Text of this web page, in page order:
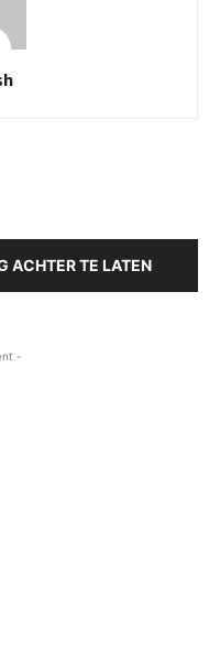
ACHTER TE LATEN
-